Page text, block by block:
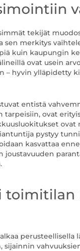
tekijät
sen merkitys
kuin kaupungin
ovat usein
– hyvin ylläpidetty
entistä
ovat
pystyy
kasvattaa
perusteellisella